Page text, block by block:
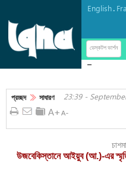
English.
ডেস্কটপ ভার্শন
ঘৃণা ও
প্রচ্ছদ সাধারণ 23:39 -
উজবেকিস্তানে আইয়ুব (আ.)-এর